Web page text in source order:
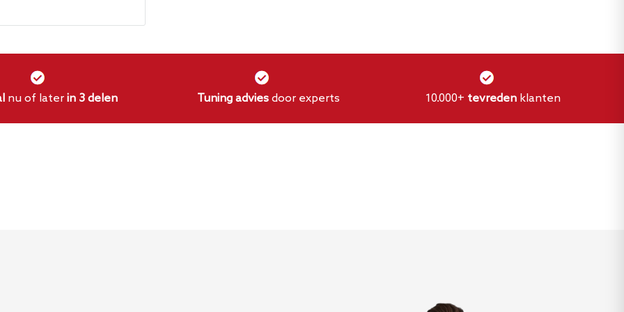
geplaatst voor
nu of later in 3 delen Tuning adviesdoor experts 10.000+ tevredenklanten